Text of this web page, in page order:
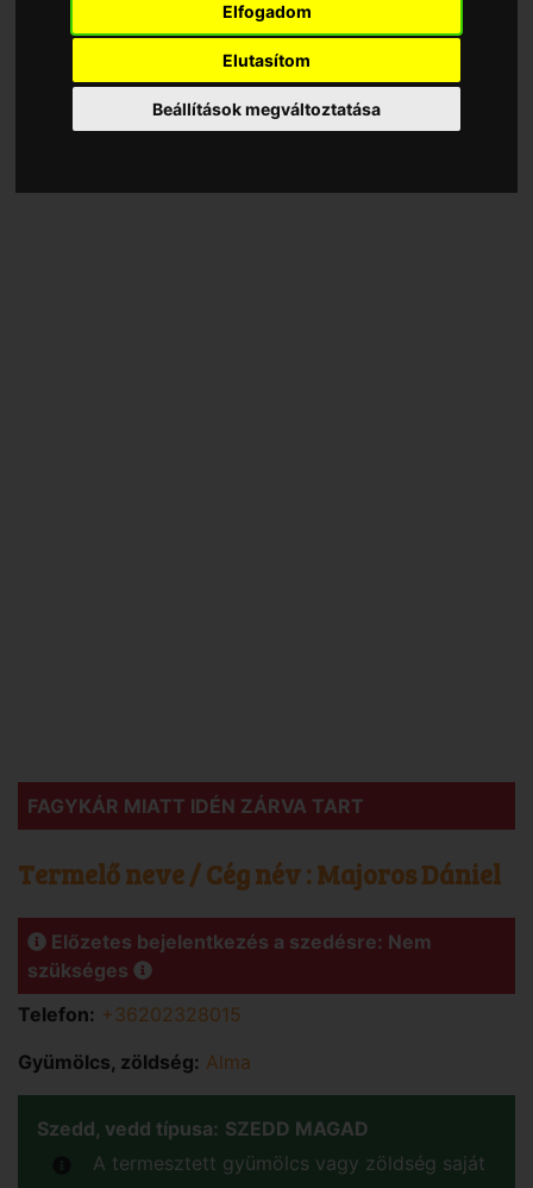
Elfogadom
Elutasítom
Beállítások megváltoztatása
Szedd magad Alma,
Bocskaikert településen 2026
évben
FAGYKÁR MIATT IDÉN ZÁRVA TART
Termelő neve / Cég név : Majoros Dániel
Előzetes bejelentkezés a szedésre: Nem
szükséges
Telefon: +36202328015
Gyümölcs, zöldség: Alma
Szedd, vedd típusa: SZEDD MAGAD
A termesztett gyümölcs vagy zöldség saját